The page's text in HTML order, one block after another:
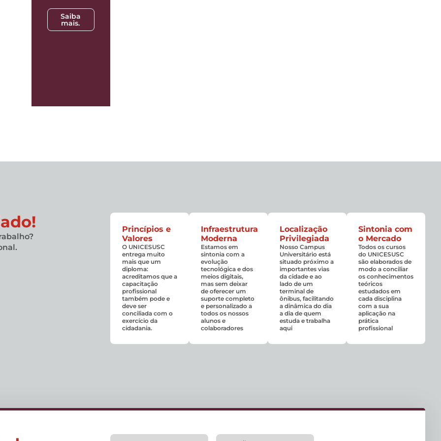
Saiba
mais.
Princípios e
Valores
O UNICESUSC
entrega muito
mais que um
diploma:
acreditamos que a
capacitação
profissional
também pode e
deve ser
conciliada com o
exercício da
cidadania.
Infraestrutura
Moderna
Estamos em
sintonia com a
evolução
tecnológica e dos
meios digitais,
mas sem deixar
de oferecer um
suporte completo
e personalizado a
todos os nossos
alunos e
colaboradores
Localização
Privilegiada
Nosso Campus
Universitário está
situado próximo a
importantes vias
da cidade e ao
lado de um
terminal de
ônibus, facilitando
a dinâmica do dia
a dia de quem
estuda e trabalha
aqui
Sintonia com
o Mercado
Todos os cursos
do UNICESUSC
são elaborados de
modo a conciliar
os conhecimentos
teóricos
estudados em
cada disciplina
com a sua
aplicação na
prática
profissional